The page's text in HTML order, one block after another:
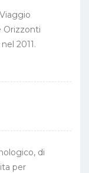
Orizzonti
2011.
di
per